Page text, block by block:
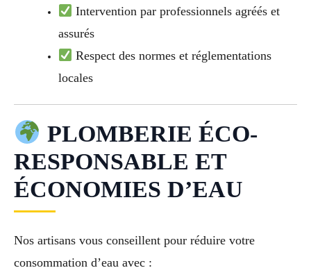
Intervention par professionnels agréés et
assurés
Respect des normes et réglementations
locales
PLOMBERIE ÉCO-
RESPONSABLE ET
ÉCONOMIES D’EAU
Nos artisans vous conseillent pour réduire votre
consommation d’eau avec :